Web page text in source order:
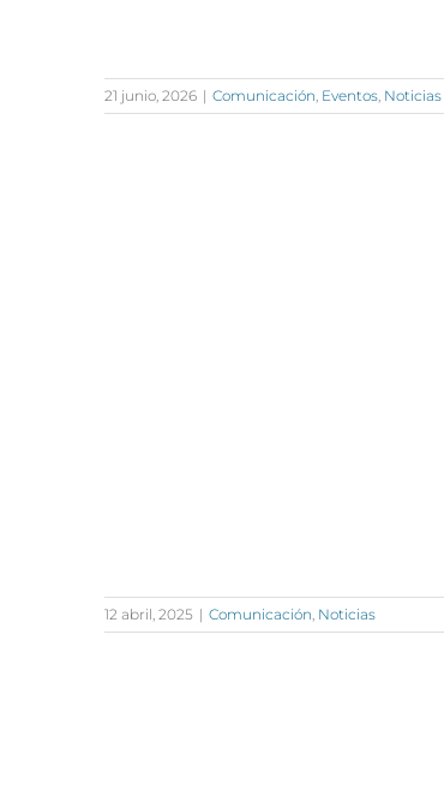
21 junio, 2026 | Comunicación, Eventos, Noticias
12 abril, 2025 | Comunicación, Noticias